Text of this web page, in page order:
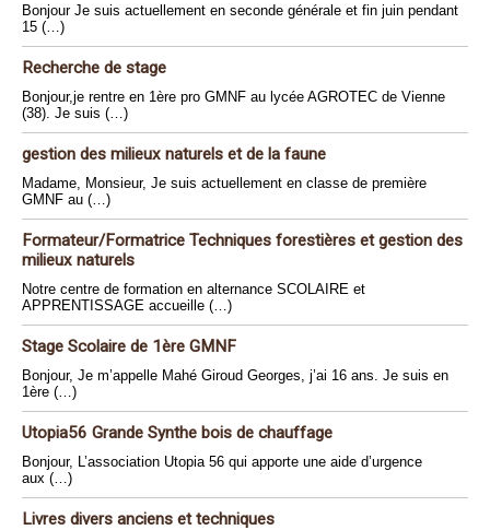
Bonjour Je suis actuellement en seconde générale et fin juin pendant
15 (…)
Recherche de stage
Bonjour,je rentre en 1ère pro GMNF au lycée AGROTEC de Vienne
(38). Je suis (…)
gestion des milieux naturels et de la faune
Madame, Monsieur, Je suis actuellement en classe de première
GMNF au (…)
Formateur/Formatrice Techniques forestières et gestion des
milieux naturels
Notre centre de formation en alternance SCOLAIRE et
APPRENTISSAGE accueille (…)
Stage Scolaire de 1ère GMNF
Bonjour, Je m’appelle Mahé Giroud Georges, j’ai 16 ans. Je suis en
1ère (…)
Utopia56 Grande Synthe bois de chauffage
Bonjour, L’association Utopia 56 qui apporte une aide d’urgence
aux (…)
Livres divers anciens et techniques